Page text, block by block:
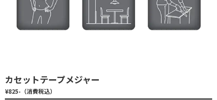
カセットテープメジャー
¥825-（消費税込）